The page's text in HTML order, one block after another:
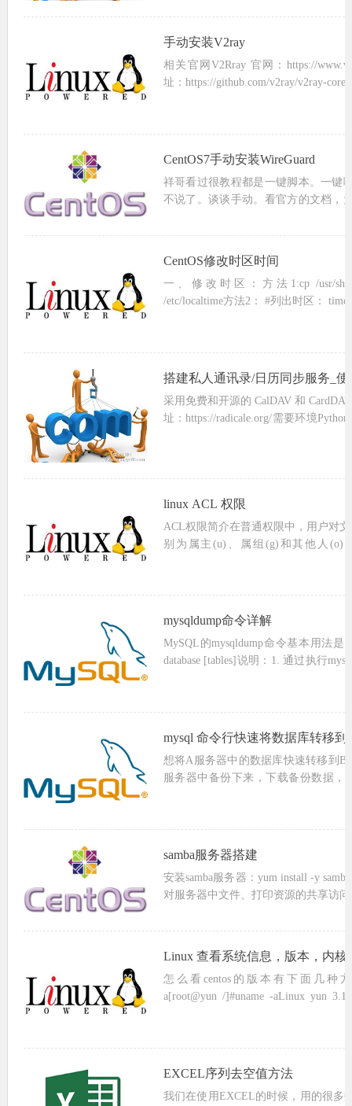
手动安装V2ray
相关官网V2Rray 官网：https://
址：https://github.com/v2ray/v2ray-
CentOS7手动安装WireGuard
祥哥看过很教程都是一键脚本。一键
不说了。谈谈手动。看官方的文档，
epel...
CentOS修改时区时间
一、修改时区：方法1:cp /usr/share/
/etc/
搭建私人通讯录/日历同步服务_
采用免费和开源的 CalDAV 和
址：https://radicale.org/需要环境
linux ACL 权限
ACL权限简介在普通权限中，用户对
别为属主(u)、属组(g)和其他人(o)
mysqldump命令详解
MySQL的mysqldump命令基本用法是
database [tables]说明：1. 通过执行mysqldump --help，你能得到
mysql 命令行快速将数据库转移
想将A服务器中的数据库快速转移到B
服务器中备份下来，下载备份数据，
samba服务器搭建
安装samba服务器：yum install -y
对服务器中文件、打印资源的共享访问
Linux 查看系统信息，版本，内核
怎么看centos的版本有下面几种
a[root@yun /]#uname -aLinux yun
EXCEL序列去空值方法
我们在使用EXCEL的时候，用的很多